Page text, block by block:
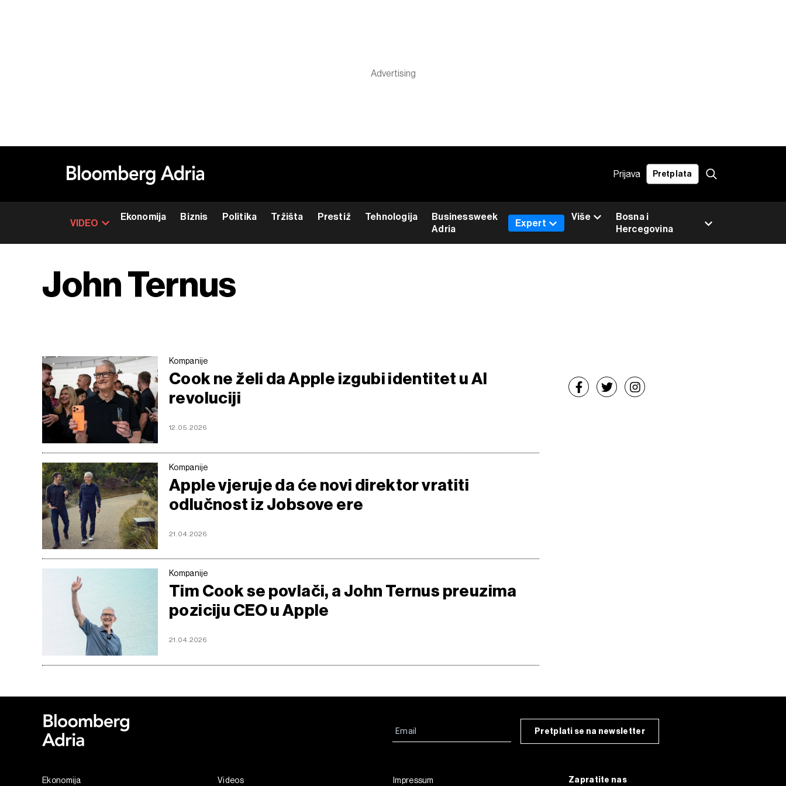
Prijava Pretplata
VIDEO
Ekonomija Biznis Politika Tržišta Prestiž Tehnologija
Businessweek
Adria
Bosna i
Hercegovina
Expert
Više
John Ternus
Kompanije
Cook ne želi da Apple izgubi identitet u AI
revoluciji
12.05.2026
Kompanije
Apple vjeruje da će novi direktor vratiti
odlučnost iz Jobsove ere
21.04.2026
Kompanije
Tim Cook se povlači, a John Ternus preuzima
poziciju CEO u Apple
21.04.2026
Pretplati se na newsletter
Ekonomija Videos Impressum Zapratite nas